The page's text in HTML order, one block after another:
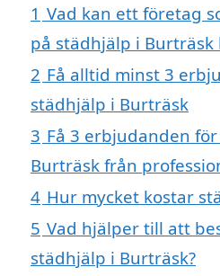
1 Vad kan ett företag
på städhjälp i Burträsk
2 Få alltid minst 3
städhjälp i Burträsk
3 Få 3 erbjudanden
Burträsk från
4 Hur mycket kostar
5 Vad hjälper till att
städhjälp i Burträsk?